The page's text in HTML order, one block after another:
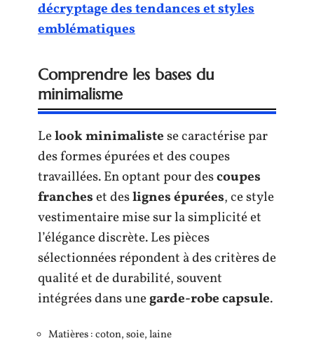
décryptage des tendances et styles
emblématiques
Comprendre les bases du
minimalisme
Lelook minimalistese caractérise par
des formes épurées et des coupes
travaillées. En optant pour descoupes
francheset deslignes épurées, ce style
vestimentaire mise sur la simplicité et
l’élégance discrète. Les pièces
sélectionnées répondent à des critères de
qualité et de durabilité, souvent
intégrées dans unegarde-robe capsule.
Matières : coton, soie, laine